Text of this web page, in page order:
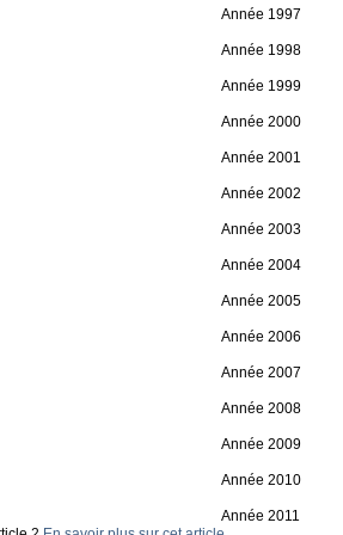
Année 1997
Année 1998
Année 1999
Année 2000
Année 2001
Année 2002
Année 2003
Année 2004
Année 2005
Année 2006
Année 2007
Année 2008
Année 2009
Année 2010
Année 2011